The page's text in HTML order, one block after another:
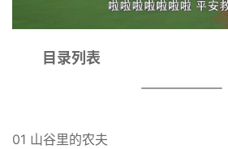
目录列表
01 山谷里的农夫